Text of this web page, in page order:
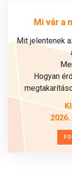
Mi vár a
Mit jelentenek
Hogyan